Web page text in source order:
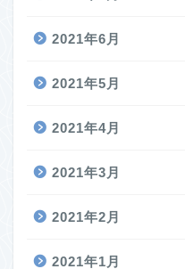
2021年6月
2021年5月
2021年4月
2021年3月
2021年2月
2021年1月